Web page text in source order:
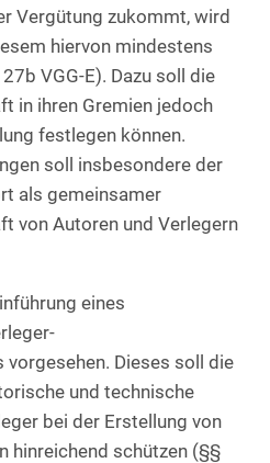
Vergütung zukommt, wird
hiervon mindestens
VGG-E). Dazu soll die
in ihren Gremien jedoch
festlegen können.
soll insbesondere der
als gemeinsamer
von Autoren und Verlegern
eines
Dieses soll die
und technische
bei der Erstellung von
hinreichend schützen (§§